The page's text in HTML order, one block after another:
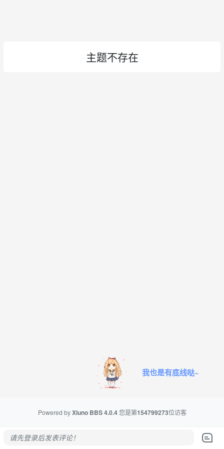
主题不存在
我也是有底线哒~
Powered byXiuno BBS4.0.4 您是第154799273位访客
请先登录后发表评论！